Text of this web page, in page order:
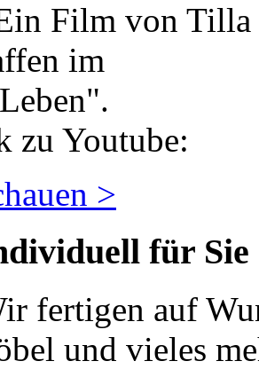
Film von Tilla
im
zu Youtube:
>
für Sie
fertigen auf
und vieles